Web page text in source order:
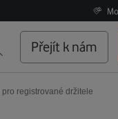
Přejít k nám
registrované držitele